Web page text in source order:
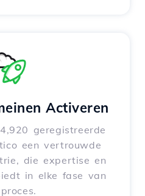
Activeren
geregistreerde
een vertrouwde
die expertise en
in elke fase van